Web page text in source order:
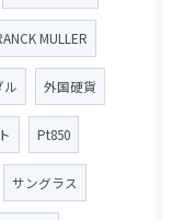
MULLER
ル 外国硬貨
Pt850
サングラス